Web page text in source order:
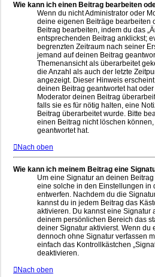
Wie kann ich einen Beitrag bearbeiten
Wenn du nicht Administrator oder
deine eigenen Beiträge bearbeiten
Beitrag bearbeiten, indem du das
entsprechenden Beitrag anklickst;
begrenzten Zeitraum nach seiner
jemand auf deinen Beitrag
Themenansicht als überarbeitet
die Anzahl als auch der letzte
angezeigt. Dieser Hinweis
deinen Beitrag geantwortet hat
Moderator deinen Beitrag
falls sie es für nötig halten, eine
Beitrag überarbeitet wurde. Bitte
einen Beitrag nicht löschen
geantwortet hat.
Nach oben
Wie kann ich meinem Beitrag eine
Um eine Signatur an deinen
eine solche in den Einstellungen in
entwerfen. Nachdem du die
kannst du in jedem Beitrag das
aktivieren. Du kannst eine Signatur
deinem persönlichen Bereich das
deiner Signatur aktivierst. Wenn du
dennoch ohne Signatur verfassen
einfach das Kontrollkästchen
deaktivieren.
Nach oben